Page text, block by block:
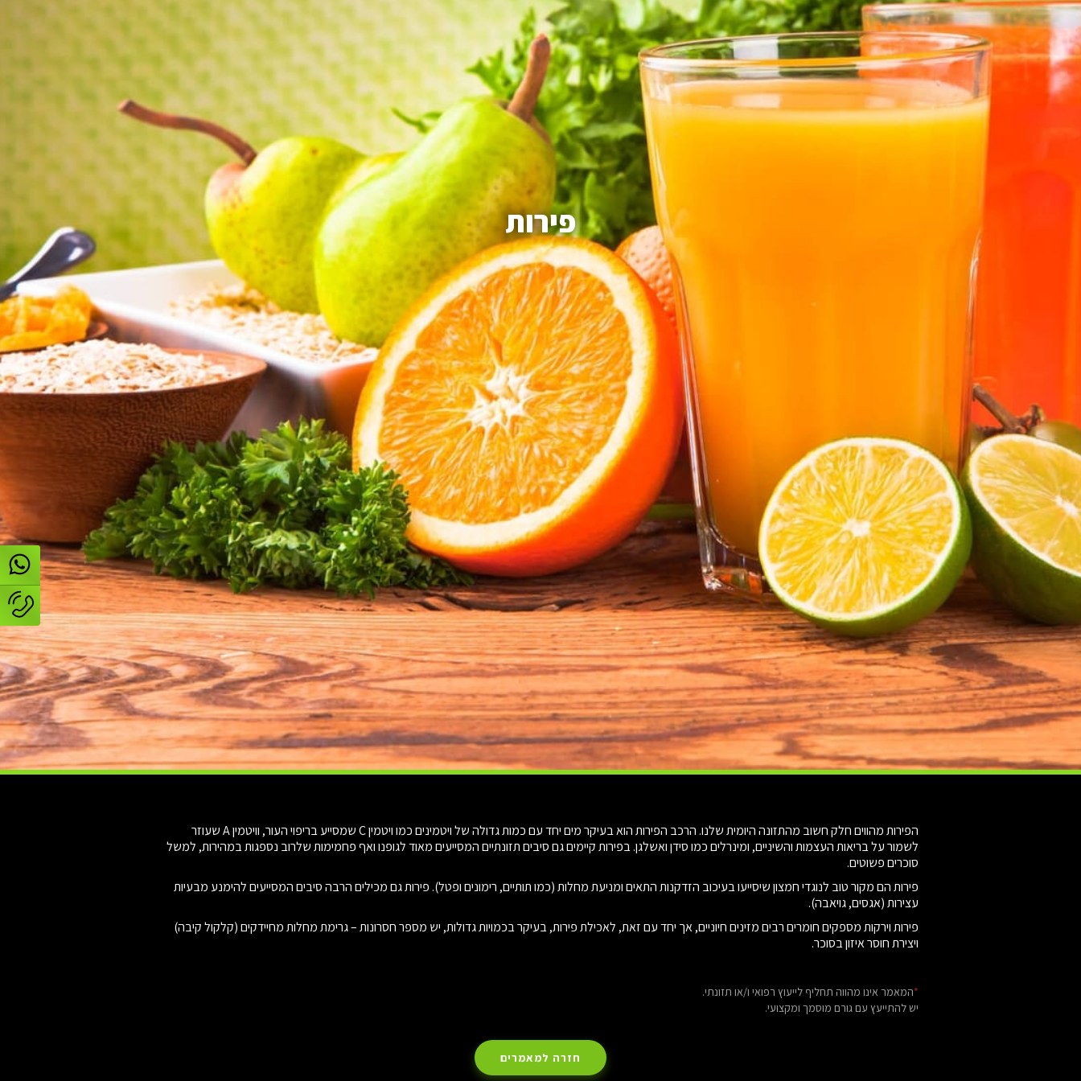
פירות
הפירות מהווים חלק חשוב מהתזונה היומית שלנו. הרכב הפירות הוא בעיקר מים יחד עם כמות גדולה של ויטמינים כמו ויטמין C שמסייע בריפוי העור, וויטמין A שעוזר
לשמור על בריאות העצמות והשיניים, ומינרלים כמו סידן ואשלגן. בפירות קיימים גם סיבים תזונתיים המסייעים מאוד לגופנו ואף פחמימות שלרוב נספגות במהירות, למשל
סוכרים פשוטים.
פירות הם מקור טוב לנוגדי חמצון שיסייעו בעיכוב הזדקנות התאים ומניעת מחלות (כמו תותיים, רימונים ופטל). פירות גם מכילים הרבה סיבים המסייעים להימנע מבעיות
עצירות (אגסים, גויאבה).
פירות וירקות מספקים חומרים רבים מזינים חיוניים, אך יחד עם זאת, לאכילת פירות, בעיקר בכמויות גדולות, יש מספר חסרונות – גרימת מחלות מחיידקים (קלקול קיבה)
ויצירת חוסר איזון בסוכר.
*המאמר אינו מהווה תחליף לייעוץ רפואי ו/או תזונתי.
יש להתייעץ עם גורם מוסמך ומקצועי.
חזרה למאמרים